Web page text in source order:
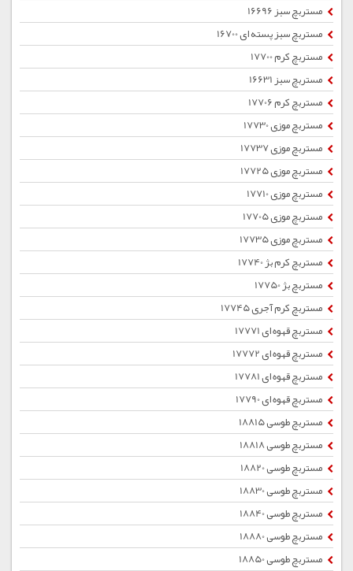
مستربچ سبز 16696
مستربچ سبز پسته ای 16700
مستربچ کرم 17700
مستربچ سبز 16631
مستربچ کرم 17706
مستربچ موزی 17730
مستربچ موزی 17737
مستربچ موزی 17725
مستربچ موزی 17710
مستربچ موزی 17705
مستربچ موزی 17735
مستربچ کرم بژ 17740
مستربچ بژ 17750
مستربچ کرم آجری 17745
مستربچ قهوه ای 17771
مستربچ قهوه ای 17772
مستربچ قهوه ای 17781
مستربچ قهوه ای 17790
مستربچ طوسی 18815
مستربچ طوسی 18818
مستربچ طوسی 18820
مستربچ طوسی 18830
مستربچ طوسی 18840
مستربچ طوسی 18880
مستربچ طوسی 18850